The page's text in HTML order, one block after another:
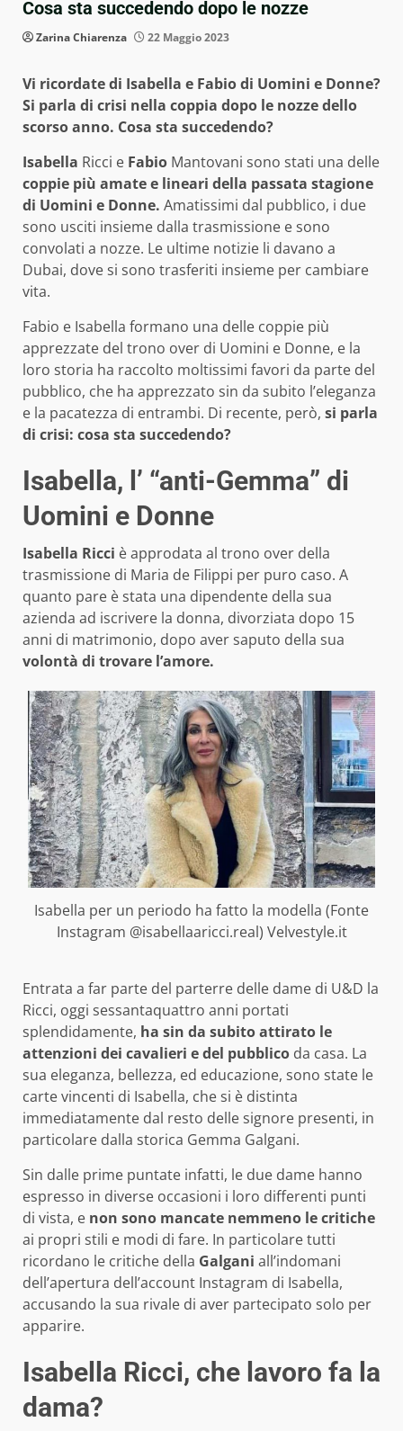
Cosa sta succedendo dopo le nozze
Zarina Chiarenza 22 Maggio 2023
Vi ricordate di Isabella e Fabio di Uomini e Donne?
Si parla di crisi nella coppia dopo le nozze dello
scorso anno. Cosa sta succedendo?
Isabella Ricci e Fabio Mantovani sono stati una delle
coppie più amate e lineari della passata stagione
di Uomini e Donne. Amatissimi dal pubblico, i due
sono usciti insieme dalla trasmissione e sono
convolati a nozze. Le ultime notizie li davano a
Dubai, dove si sono trasferiti insieme per cambiare
vita.
Fabio e Isabella formano una delle coppie più
apprezzate del trono over di Uomini e Donne, e la
loro storia ha raccolto moltissimi favori da parte del
pubblico, che ha apprezzato sin da subito l’eleganza
e la pacatezza di entrambi. Di recente, però, si parla
di crisi: cosa sta succedendo?
Isabella, l’ “anti-Gemma” di
Uomini e Donne
Isabella Ricci è approdata al trono over della
trasmissione di Maria de Filippi per puro caso. A
quanto pare è stata una dipendente della sua
azienda ad iscrivere la donna, divorziata dopo 15
anni di matrimonio, dopo aver saputo della sua
volontà di trovare l’amore.
Isabella per un periodo ha fatto la modella (Fonte
Instagram @isabellaaricci.real) Velvestyle.it
Entrata a far parte del parterre delle dame di U&D la
Ricci, oggi sessantaquattro anni portati
splendidamente, ha sin da subito attirato le
attenzioni dei cavalieri e del pubblico da casa. La
sua eleganza, bellezza, ed educazione, sono state le
carte vincenti di Isabella, che si è distinta
immediatamente dal resto delle signore presenti, in
particolare dalla storica Gemma Galgani.
Sin dalle prime puntate infatti, le due dame hanno
espresso in diverse occasioni i loro differenti punti
di vista, e non sono mancate nemmeno le critiche
ai propri stili e modi di fare. In particolare tutti
ricordano le critiche della Galgani all’indomani
dell’apertura dell’account Instagram di Isabella,
accusando la sua rivale di aver partecipato solo per
apparire.
Isabella Ricci, che lavoro fa la
dama?